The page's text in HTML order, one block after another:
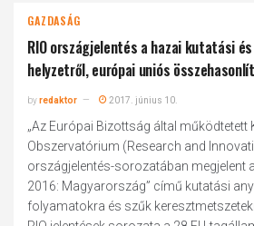
GAZDASÁG
RIO országjelentés a hazai kutatási
helyzetről, európai uniós
byredaktor 2017. június 10.
„Az Európai Bizottság által működtetett
Obszervatórium (Research and
országjelentés-sorozatában megjelent a
2016: Magyarország” című kutatási
folyamatokra és szűk